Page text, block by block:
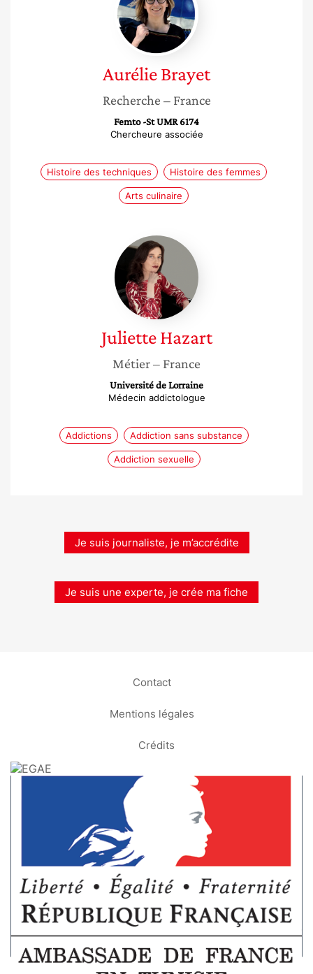
AurélieBrayet
Recherche – France
Femto -St UMR 6174
Chercheure associée
Histoire des techniques Histoire des femmes
Arts culinaire
Juliette
Hazart
Juliette Hazart
Métier– France
Université de Lorraine
Médecin addictologue
Addictions Addiction sans substance
Addiction sexuelle
Je suis journaliste, je m’accrédite
Je suis une experte, je crée ma fiche
Contact
Mentions légales
Crédits